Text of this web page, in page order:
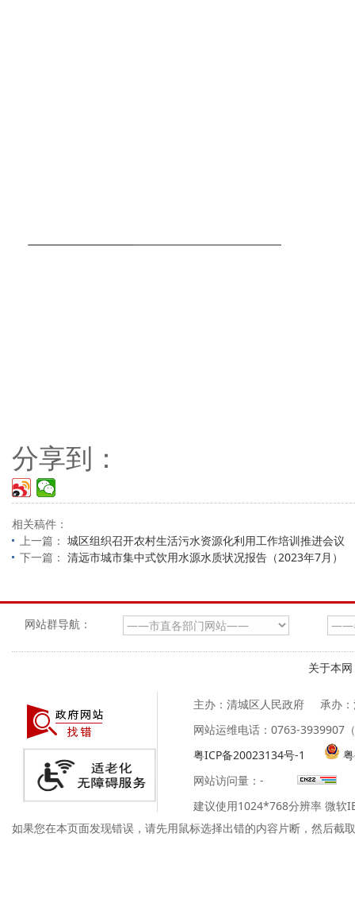
分享到：
相关稿件：
上一篇： 城区组织召开农村生活污水资源化利用工作培训推进会议
下一篇： 清远市城市集中式饮用水源水质状况报告（2023年7月）
网站群导航：
关于本网
主办：清城区人民政府
承办
网站运维电话：0763-3939907
粤ICP备20023134号-1
网站访问量： -
建议使用1024*768分辨率 微软
如果您在本页面发现错误，请先用鼠标选择出错的内容片断，然后截